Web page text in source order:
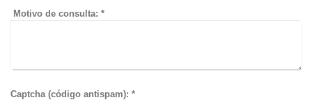
Motivo de consulta: *
Captcha (código antispam): *